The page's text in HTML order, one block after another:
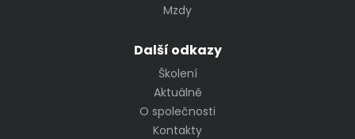
Mzdy
Další odkazy
Školení
Aktuálně
O společnosti
Kontakty